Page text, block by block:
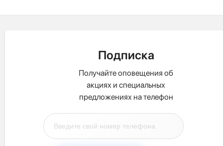
Подписка
Получайте оповещения об
акциях и специальных
предложениях на телефон